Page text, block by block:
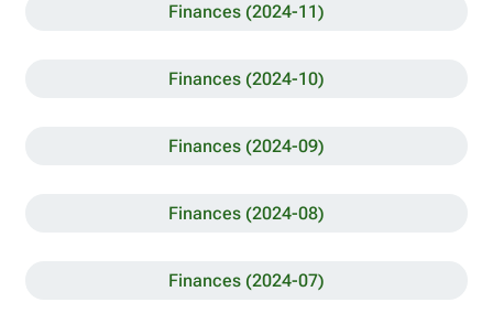
Finances (2024-11)
Finances (2024-10)
Finances (2024-09)
Finances (2024-08)
Finances (2024-07)